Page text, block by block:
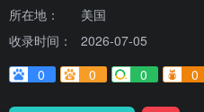
所在地：
美国
收录时间：
2026-07-05
0
0 0 0